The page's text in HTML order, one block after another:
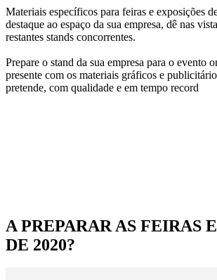
Materiais específicos para feiras e exposições
destaque ao espaço da sua empresa, dê nas
restantes stands concorrentes.
Prepare o stand da sua empresa para o evento
presente com os materiais gráficos e
pretende, com qualidade e em tempo record
A PREPARAR AS FEIRAS
DE 2020?